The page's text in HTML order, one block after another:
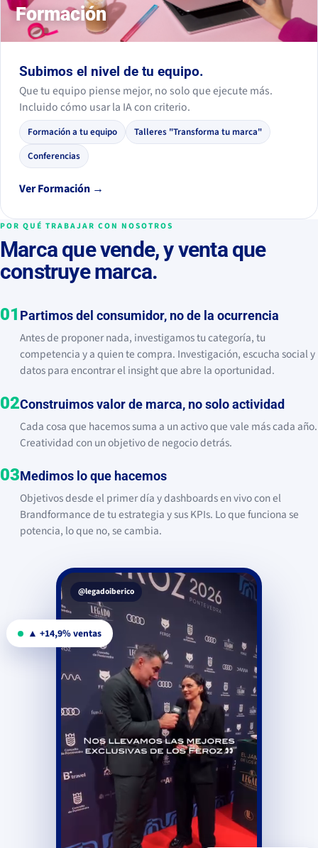
Formación
Subimos el nivel de tu equipo.
Que tu equipo piense mejor, no solo que ejecute más.
Incluido cómo usar la IA con criterio.
Formación a tu equipo
Talleres "Transforma tu marca"
Conferencias
Ver Formación →
POR QUÉ TRABAJAR CON NOSOTROS
Marca que vende, y venta que
construye marca.
01 Partimos del consumidor, no de la ocurrencia
Antes de proponer nada, investigamos tu categoría, tu
competencia y a quien te compra. Investigación, escucha social y
datos para encontrar el insight que abre la oportunidad.
02Construimos valor de marca, no solo actividad
Cada cosa que hacemos suma a un activo que vale más cada año.
Creatividad con un objetivo de negocio detrás.
03Medimos lo que hacemos
Objetivos desde el primer día y dashboards en vivo con el
Brandformance de tu estrategia y sus KPIs. Lo que funciona se
potencia, lo que no, se cambia.
@legadoiberico
▲ +14,9% ventas